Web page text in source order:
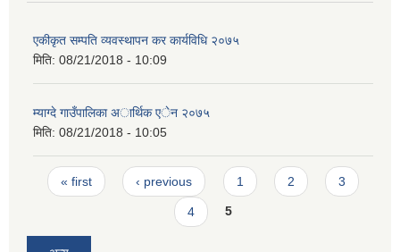
एकीकृत सम्पति व्यवस्थापन कर कार्यविधि २०७५
मिति: 08/21/2018 - 10:09
म्याग्दे गाउँपालिका अार्थिक एेन २०७५
मिति: 08/21/2018 - 10:05
Pages
« first ‹ previous 1 2 3
4 5